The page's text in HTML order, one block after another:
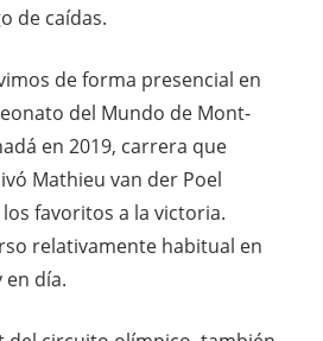
de caídas.
de forma presencial en
del Mundo de Mont-
en 2019, carrera que
Mathieu van der Poel
favoritos a la victoria.
relativamente habitual en
día.